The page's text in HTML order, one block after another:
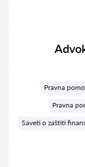
Pravna
Pravna
Saveti o zaštiti